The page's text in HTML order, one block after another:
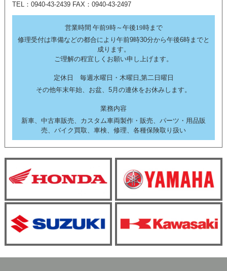
TEL：0940-43-2439 FAX：0940-43-2497
営業時間 午前9時～午後19時まで
修理受付は準備などの都合により午前9時30分から午後6時までと
成ります。
ご理解の程宜しくお願い申し上げます。
定休日 毎週水曜日・木曜日,第二日曜日
その他年末年始、お盆、5月の連休をお休みします。
業務内容
新車、中古車販売、カスタム車両製作・販売、パーツ・用品販
売、バイク買取、車検、修理、各種保険取り扱い